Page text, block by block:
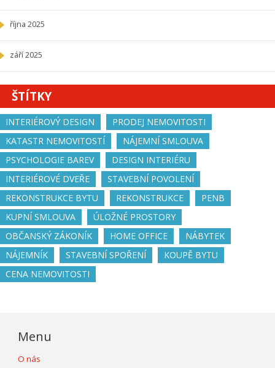
října 2025
září 2025
ŠTÍTKY
INTERIÉROVÝ DESIGN
PRODEJ NEMOVITOSTI
KATASTR NEMOVITOSTÍ
NÁJEMNÍ SMLOUVA
PSYCHOLOGIE BAREV
DESIGN INTERIÉRU
INTERIÉROVÉ DVEŘE
STAVEBNÍ POVOLENÍ
REKONSTRUKCE BYTU
REKONSTRUKCE
PENB
KUPNÍ SMLOUVA
ÚLOŽNÉ PROSTORY
OBČANSKÝ ZÁKONÍK
HOME OFFICE
NÁBYTEK
NÁJEMNÍK
STAVEBNÍ SPOŘENÍ
KOUPĚ BYTU
CENA NEMOVITOSTI
Menu
O nás